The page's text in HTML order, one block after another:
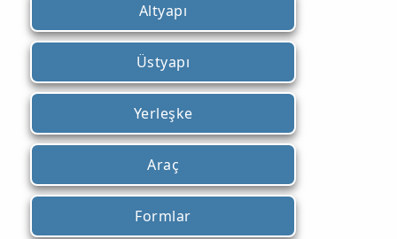
Altyapı
Üstyapı
Yerleşke
Araç
Formlar